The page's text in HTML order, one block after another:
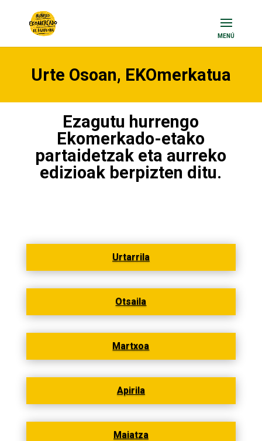
Urte Osoan, EKOmerkatua
Ezagutu hurrengo
Ekomerkado-etako
partaidetzak eta aurreko
edizioak berpizten ditu.
Urtarrila
Otsaila
Martxoa
Apirila
Maiatza